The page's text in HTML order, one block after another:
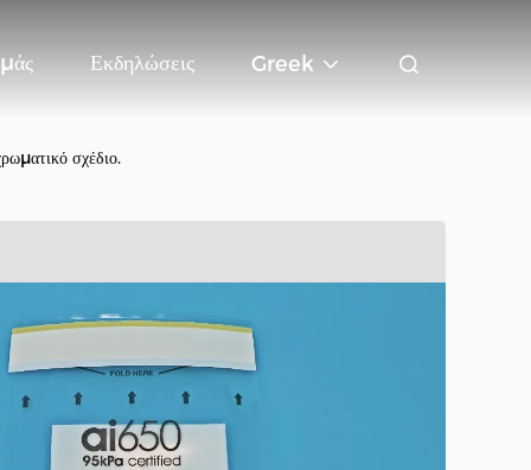
Εκδηλώσεις Greek
σχέδιο.